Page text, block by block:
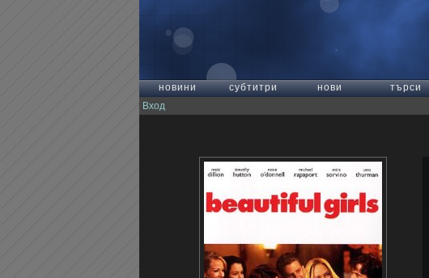
новини субтитри нови търси
Вход